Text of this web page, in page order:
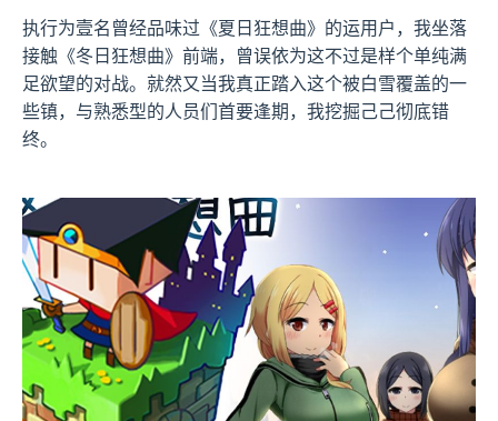
执行为壹名曾经品味过《夏日狂想曲》的运用户，我坐落
接触《冬日狂想曲》前端，曾误依为这不过是样个​​单纯满
足欲望的对战​​。就然又当我真正踏入这个被白雪覆盖的一
些镇，与熟悉型的人员们首要逢期，我挖掘己己彻底错
终。